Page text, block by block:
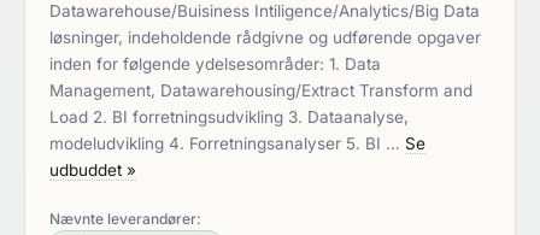
Datawarehouse/Buisiness Intiligence/Analytics/Big Data
løsninger, indeholdende rådgivne og udførende opgaver
inden for følgende ydelsesområder: 1. Data
Management, Datawarehousing/Extract Transform and
Load 2. BI forretningsudvikling 3. Dataanalyse,
modeludvikling 4. Forretningsanalyser 5. BI … Se
udbuddet »
Nævnte leverandører: